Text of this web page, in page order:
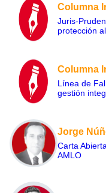
Columna
Juris-
protección
Columna
Línea de
gestión
Jorge
Carta
AMLO